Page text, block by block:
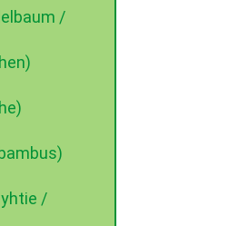
/
/